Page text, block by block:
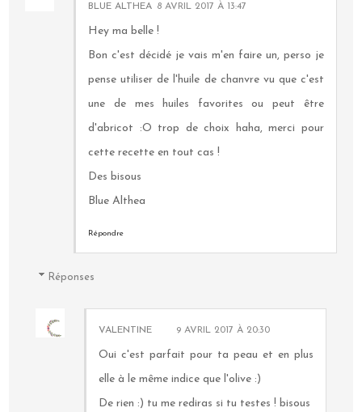
BLUE ALTHEA 8 AVRIL 2017 À 13:47
Hey ma belle !
Bon c'est décidé je vais m'en faire un, perso je
pense utiliser de l'huile de chanvre vu que c'est
une de mes huiles favorites ou peut être
d'abricot :O trop de choix haha, merci pour
cette recette en tout cas !
Des bisous
Blue Althea
Répondre
Réponses
VALENTINE 9 AVRIL 2017 À 20:30
Oui c'est parfait pour ta peau et en plus
elle à le même indice que l'olive :)
De rien :) tu me rediras si tu testes ! bisous